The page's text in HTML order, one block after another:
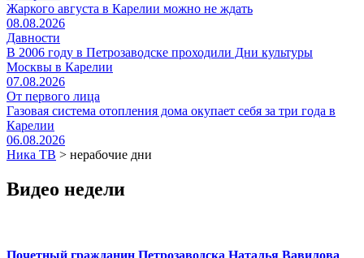
Жаркого августа в Карелии можно не ждать
08.08.2026
Давности
В 2006 году в Петрозаводске проходили Дни культуры
Москвы в Карелии
07.08.2026
От первого лица
Газовая система отопления дома окупает себя за три года в
Карелии
06.08.2026
Ника ТВ > нерабочие дни
Видео недели
Почетный гражданин Петрозаводска Наталья Вавилова